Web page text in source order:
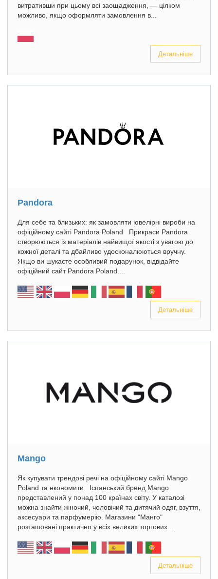
витративши при цьому всі заощадження, — цілком
можливо, якщо оформляти замовлення в...
Детальніше
Pandora
Для себе та близьких: як замовляти ювелірні вироби на
офіційному сайті Pandora Poland Прикраси Pandora
створюються із матеріалів найвищої якості з увагою до
кожної деталі та дбайливо удосконалюються вручну.
Якщо ви шукаєте особливий подарунок, відвідайте
офіційний сайт Pandora Poland....
Детальніше
Mango
Як купувати трендові речі на офіційному сайті Mango
Poland та економити Іспанський бренд Mango
представлений у понад 100 країнах світу. У каталозі
можна знайти жіночий, чоловічий та дитячий одяг, взуття,
аксесуари та парфумерію. Магазини "Манго"
розташовані практично у всіх великих торгових...
Детальніше